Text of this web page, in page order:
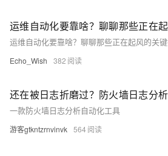
运维自动化要靠啥？聊聊那些正在
运维自动化要靠啥？聊聊那些正在起风的关
Echo_Wish 382
一款防火墙日志分析自动化工具
游客gtkntzrnvinvk 564